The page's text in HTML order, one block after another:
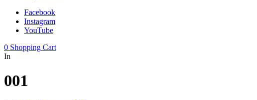
Facebook
Instagram
YouTube
0 Shopping Cart
In
001